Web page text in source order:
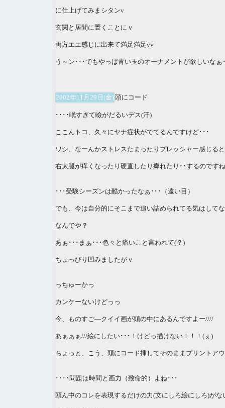
に仕上げてみまシタンv
玄関と居間に置くことにｖ
両方エエ感じに出来て満足満足vv
う～ン･･･でもやっぱ青い玉のオーナメントが欲しいなぁ
2002年11月29日(金)頭にコード
････眠すぎて瞼がだるいデス(汗)
ここんトコ、久々にヤナ症状がでてるんですけど･･･
ワシ、なーんかストレスたまったりプレッシャー感じると
右太腿が痒くなったり硬直したり痺れたり･･するのです
･･･受験シーズンは酷かったなぁ･･･（遠い目）
でも、今は自分的にそこまで追い詰められてる気はして
なんでや？
あぁ･･･まぁ･･･色々と痛いこと言われて(？)
ちょっぴり凹みましたがｖ
っちゅーかっ
カンケーないけどっっ
今、ものすご―クイイ画が頭の中にあるんですよー////
あぁぁぁ///絵にしたい･･･！けどっ描けない！！！(ぇ)
ちょっと、こう、頭にコード挿してそのままプリントア
････問題は時間と画力（致命的）よね･･･
頭ん中のコレを表現するだけの力(文にしろ絵にしろ)が